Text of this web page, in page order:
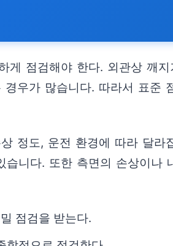
점검해야 한다. 외관상 깨
우가 많습니다. 따라서 표준
정도, 운전 환경에 따라 달
니다. 또한 측면의 손상이나
점검을 받는다.